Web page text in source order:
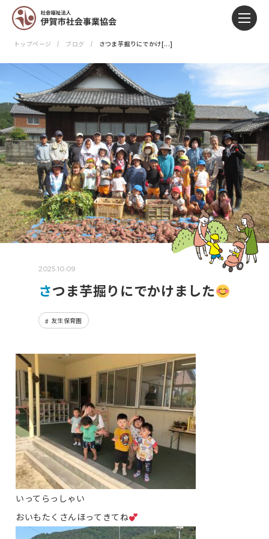
トップページ ブログ さつま芋掘りにでかけ[...]
2025.10.09
さつま芋掘りにでかけました
友生保育園
いってらっしゃい
おいもたくさんほってきてね